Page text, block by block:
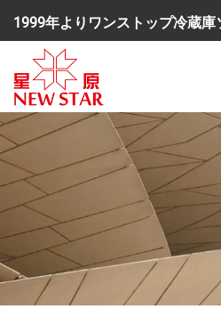
1999年よりワンストップ冷蔵庫